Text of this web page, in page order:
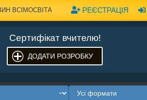
РЕЄСТРАЦІЯ
ВСІМОСВІТА
Сертифікат вчителю!
ДОДАТИ РОЗРОБКУ